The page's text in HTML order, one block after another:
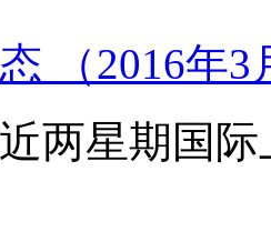
（2016年
两星期国